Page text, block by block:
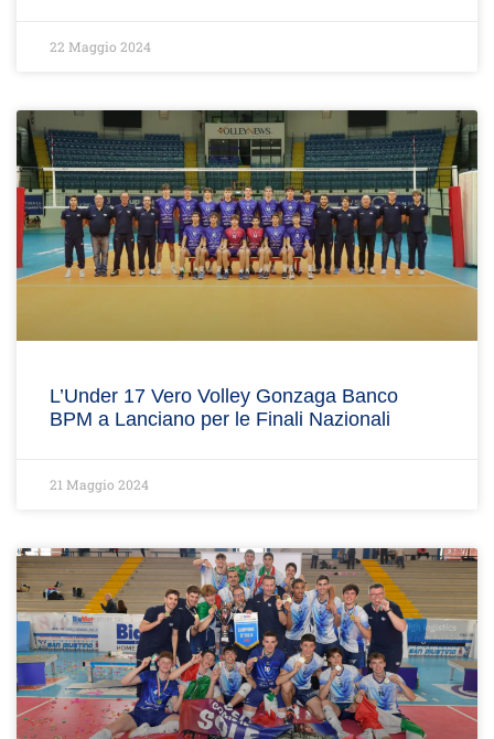
22 Maggio 2024
L’Under 17 Vero Volley Gonzaga Banco
BPM a Lanciano per le Finali Nazionali
21 Maggio 2024